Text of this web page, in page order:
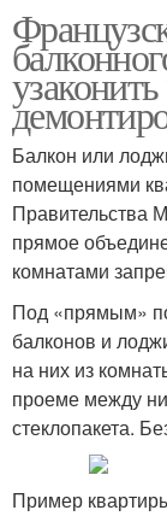
Балкон или
помещениями
Правительства
прямое
комнатами
Под «прямым»
балконов и
на них из
проеме между
стеклопакета.
Пример